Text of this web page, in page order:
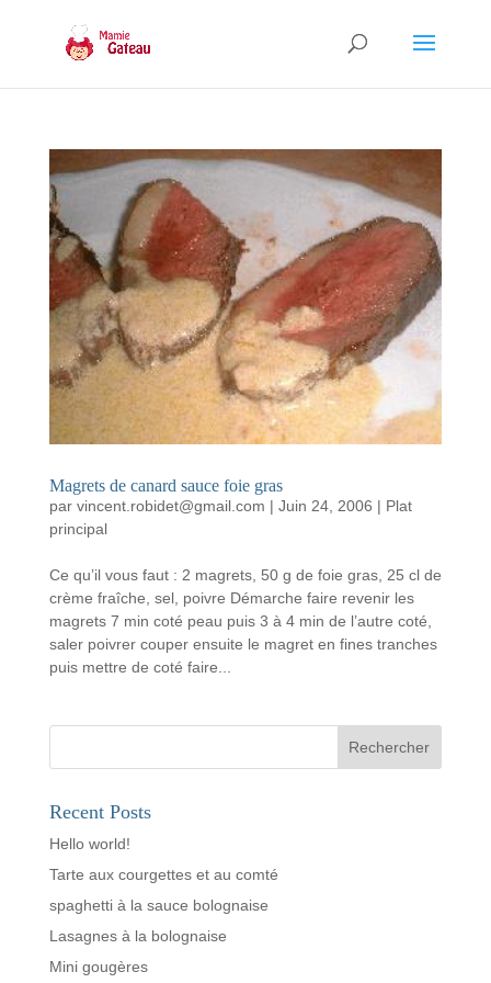
Magrets de canard sauce foie gras
par vincent.robidet@gmail.com | Juin 24, 2006 | Plat
principal
Ce qu’il vous faut : 2 magrets, 50 g de foie gras, 25 cl de
crème fraîche, sel, poivre Démarche faire revenir les
magrets 7 min coté peau puis 3 à 4 min de l’autre coté,
saler poivrer couper ensuite le magret en fines tranches
puis mettre de coté faire...
Rechercher
Recent Posts
Hello world!
Tarte aux courgettes et au comté
spaghetti à la sauce bolognaise
Lasagnes à la bolognaise
Mini gougères